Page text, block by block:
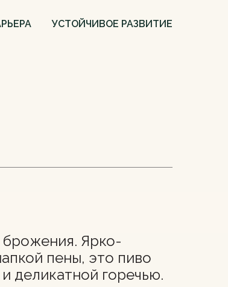
УСТОЙЧИВОЕ РАЗВИТИЕ
брожения. Ярко-
пены, это пиво
деликатной горечью.